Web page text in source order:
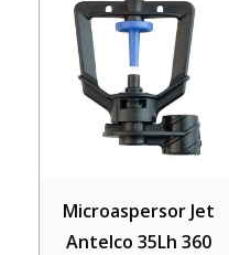
Microaspersor Jet
Antelco 35Lh 360